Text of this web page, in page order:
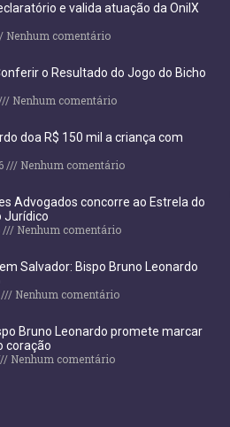
e valida atuação da OnilX
Nenhum comentário
o Resultado do Jogo do Bicho
Nenhum comentário
doa R$ 150 mil a criança com
Nenhum comentário
Advogados concorre ao Estrela do
Jurídico
Nenhum comentário
Salvador: Bispo Bruno Leonardo
Nenhum comentário
Bruno Leonardo promete marcar
coração
Nenhum comentário